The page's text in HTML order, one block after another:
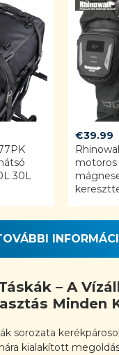
30L
€39.99
motoros
– A
Minden
sorozata
kialakított